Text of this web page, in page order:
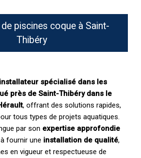
de piscines coque à Saint-
Thibéry
installateur spécialisé dans les
près de Saint-Thibéry dans le
, offrant des solutions rapides,
tous types de projets aquatiques.
par son expertise approfondie
fournir une installation de qualité,
en vigueur et respectueuse de